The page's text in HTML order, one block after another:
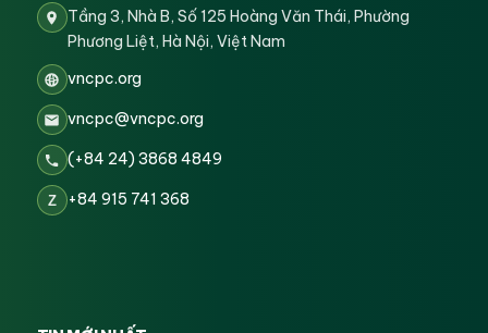
Tầng 3, Nhà B, Số 125 Hoàng Văn Thái, Phường
Phương Liệt, Hà Nội, Việt Nam
vncpc.org
vncpc@vncpc.org
(+84 24) 3868 4849
Z +84 915 741 368